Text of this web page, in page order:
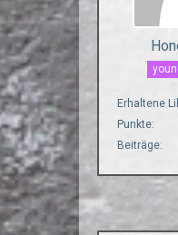
Erhaltene
Punkte
Beiträge